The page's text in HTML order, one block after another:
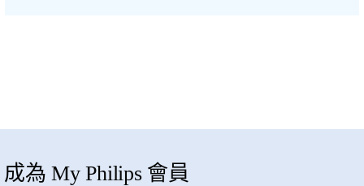
成為 My Philips 會員